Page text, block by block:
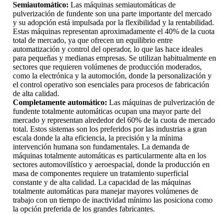
Semiautomático: Las máquinas semiautomáticas de
pulverización de fundente son una parte importante del mercado
y su adopción está impulsada por la flexibilidad y la rentabilidad.
Estas máquinas representan aproximadamente el 40% de la cuota
total de mercado, ya que ofrecen un equilibrio entre
automatización y control del operador, lo que las hace ideales
para pequeñas y medianas empresas. Se utilizan habitualmente en
sectores que requieren volúmenes de producción moderados,
como la electrónica y la automoción, donde la personalización y
el control operativo son esenciales para procesos de fabricación
de alta calidad.
Completamente automático: Las máquinas de pulverización de
fundente totalmente automáticas ocupan una mayor parte del
mercado y representan alrededor del 60% de la cuota de mercado
total. Estos sistemas son los preferidos por las industrias a gran
escala donde la alta eficiencia, la precisión y la mínima
intervención humana son fundamentales. La demanda de
máquinas totalmente automáticas es particularmente alta en los
sectores automovilístico y aeroespacial, donde la producción en
masa de componentes requiere un tratamiento superficial
constante y de alta calidad. La capacidad de las máquinas
totalmente automáticas para manejar mayores volúmenes de
trabajo con un tiempo de inactividad mínimo las posiciona como
la opción preferida de los grandes fabricantes.